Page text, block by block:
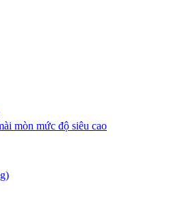
mòn mức độ siêu cao